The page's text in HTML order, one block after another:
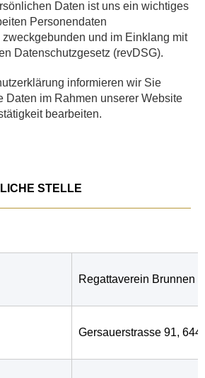
Daten ist uns ein wichtiges
Personendaten
und im Einklang mit
Datenschutzgesetz (revDSG).
informieren wir Sie
Daten im Rahmen unserer Website
bearbeiten.
STELLE
Regattaverein Brunnen
Gersauerstrasse 91,